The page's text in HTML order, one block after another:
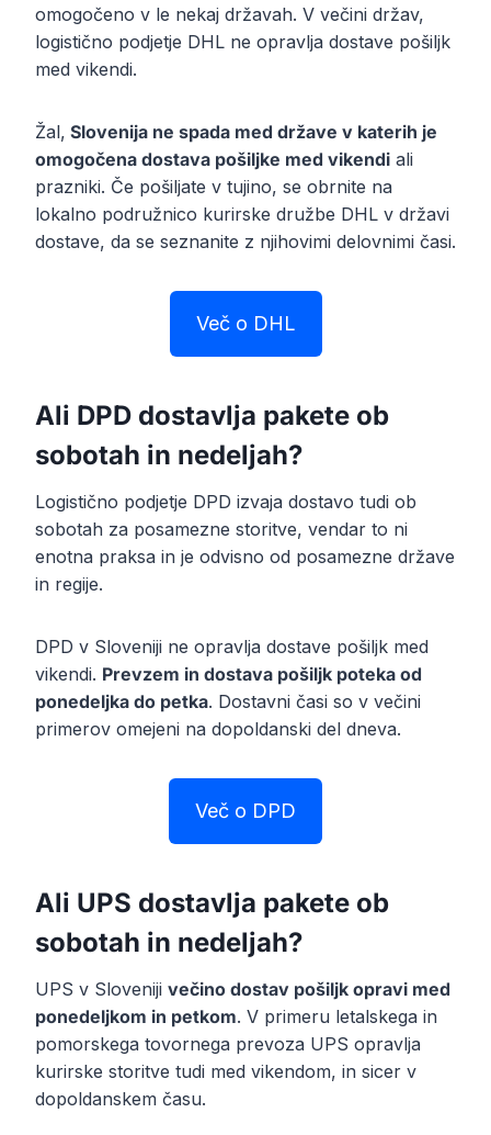
omogočeno v le nekaj državah. V večini držav,
logistično podjetje DHL ne opravlja dostave pošiljk
med vikendi.
Žal, Slovenija ne spada med države v katerih je
omogočena dostava pošiljke med vikendi ali
prazniki. Če pošiljate v tujino, se obrnite na
lokalno podružnico kurirske družbe DHL v državi
dostave, da se seznanite z njihovimi delovnimi časi.
Več o DHL
Ali DPD dostavlja pakete ob
sobotah in nedeljah?
Logistično podjetje DPD izvaja dostavo tudi ob
sobotah za posamezne storitve, vendar to ni
enotna praksa in je odvisno od posamezne države
in regije.
DPD v Sloveniji ne opravlja dostave pošiljk med
vikendi. Prevzem in dostava pošiljk poteka od
ponedeljka do petka. Dostavni časi so v večini
primerov omejeni na dopoldanski del dneva.
Več o DPD
Ali UPS dostavlja pakete ob
sobotah in nedeljah?
UPS v Sloveniji večino dostav pošiljk opravi med
ponedeljkom in petkom. V primeru letalskega in
pomorskega tovornega prevoza UPS opravlja
kurirske storitve tudi med vikendom, in sicer v
dopoldanskem času.